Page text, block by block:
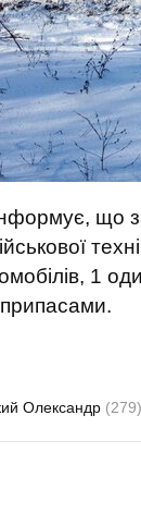
що
1
Олександр (279)